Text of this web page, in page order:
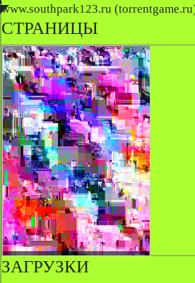
www.southpark123.ru
◤
СТРАНИЦЫ
ЗАГРУЗКИ